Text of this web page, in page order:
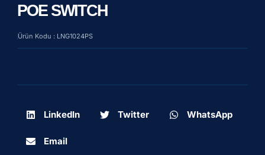
POE SWITCH
Ürün Kodu : LNG1024PS
LinkedIn Twitter WhatsApp
Email